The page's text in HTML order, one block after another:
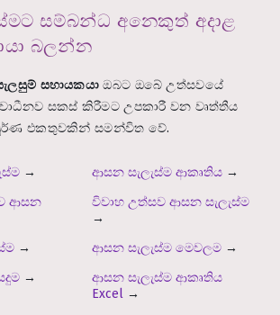
සම්බන්ධ අනෙකුත් අදාළ
බලන්න
සහායකයා ඔබට ඔබේ උත්සවයේ
සකස් කිරීමට උපකාරී වන වෘත්තීය
එකතුවකින් සමන්විත වේ.
→ ආසන සැලැස්ම ආකෘතිය →
ආසන
විවාහ උත්සව ආසන සැලැස්ම
→
→ ආසන සැලැස්ම මෙවලම →
→
ආසන සැලැස්ම ආකෘතිය
Excel →